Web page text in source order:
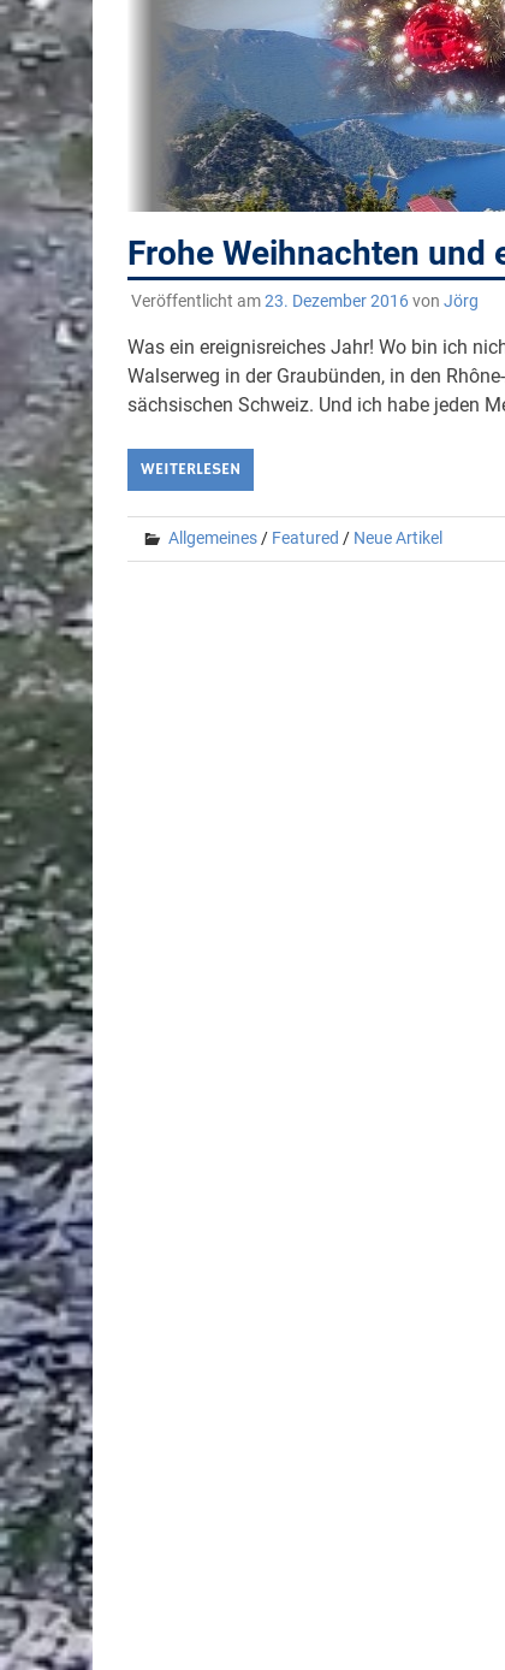
Frohe Weihnachten und
Veröffentlicht am23. Dezember 2016von Jörg
Was ein ereignisreiches Jahr! Wo bin ich
Walserweg in der Graubünden, in den
sächsischen Schweiz. Und ich habe jeden
WEITERLESEN
Allgemeines/ Featured / Neue Artikel